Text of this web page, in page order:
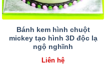
Bánh kem hình chuột
mickey tạo hình 3D độc lạ
ngộ nghĩnh
Liên hệ